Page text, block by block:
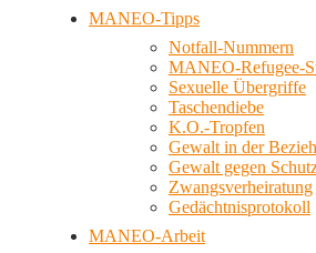
MANEO-Tipps
Notfall-Nummern
MANEO-Refugee-
Sexuelle Übergriffe
Taschendiebe
K.O.-Tropfen
Gewalt in der
Gewalt gegen
Zwangsverheiratung
Gedächtnisprotokoll
MANEO-Arbeit